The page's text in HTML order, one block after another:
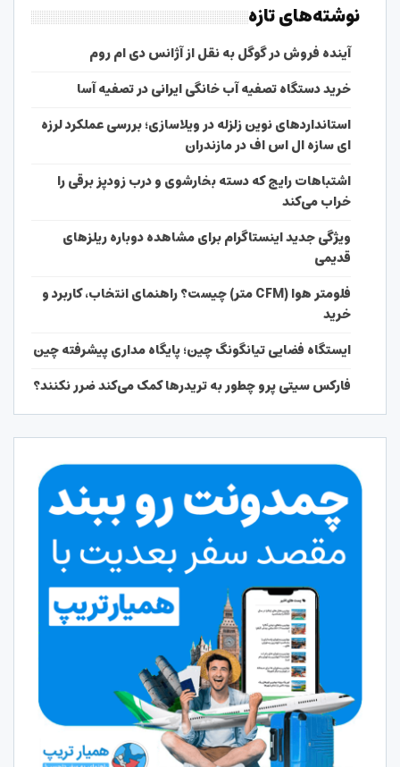
نوشته‌های تازه
آینده فروش در گوگل به نقل از آژانس دی ام روم
خرید دستگاه تصفیه آب خانگی ایرانی در تصفیه آسا
استانداردهای نوین زلزله در ویلاسازی؛ بررسی عملکرد لرزه
ای سازه ال اس اف در مازندران
اشتباهات رایج که دسته بخارشوی و درب زودپز برقی را
خراب می‌کند
ویژگی جدید اینستاگرام برای مشاهده دوباره ریلزهای
قدیمی
فلومتر هوا (CFM متر) چیست؟ راهنمای انتخاب، کاربرد و
خرید
ایستگاه فضایی تیانگونگ چین؛ پایگاه مداری پیشرفته چین
فارکس سیتی پرو چطور به تریدرها کمک می‌کند ضرر نکنند؟